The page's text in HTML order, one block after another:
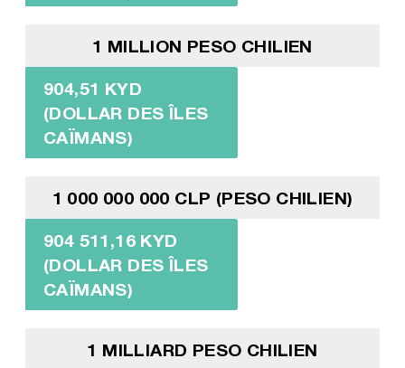
1 MILLION PESO CHILIEN
904,51 KYD
(DOLLAR DES ÎLES
CAÏMANS)
1 000 000 000 CLP (PESO CHILIEN)
904 511,16 KYD
(DOLLAR DES ÎLES
CAÏMANS)
1 MILLIARD PESO CHILIEN